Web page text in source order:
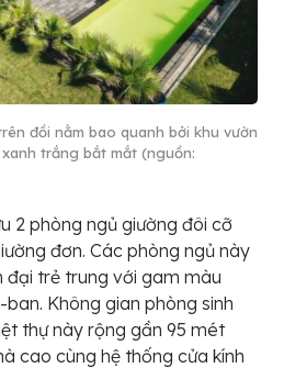
đồi nằm bao quanh bởi khu vườn
trắng bắt mắt (nguồn:
2 phòng ngủ giường đôi cỡ
đơn. Các phòng ngủ này
đại trẻ trung với gam màu
Không gian phòng sinh
thự này rộng gần 95 mét
cao cùng hệ thống cửa kính